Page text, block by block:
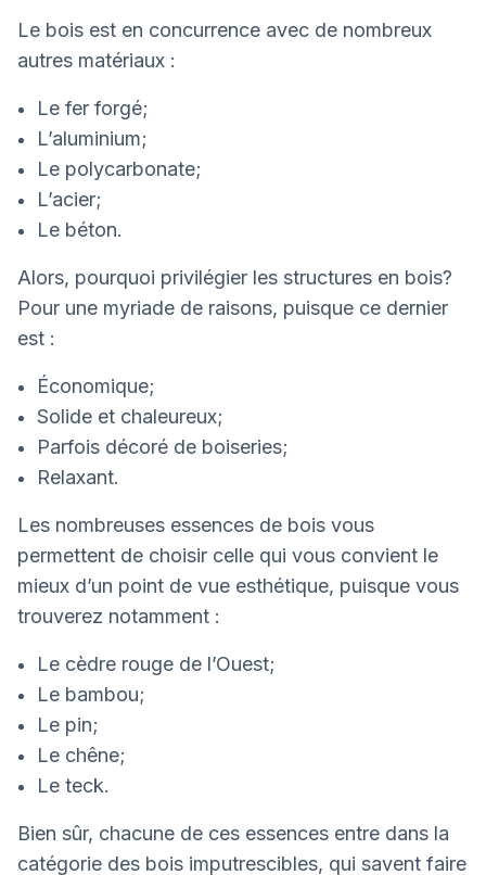
Le bois est en concurrence avec de nombreux
autres matériaux :
Le fer forgé;
L’aluminium;
Le polycarbonate;
L’acier;
Le béton.
Alors, pourquoi privilégier les structures en bois?
Pour une myriade de raisons, puisque ce dernier
est :
Économique;
Solide et chaleureux;
Parfois décoré de boiseries;
Relaxant.
Les nombreuses essences de bois vous
permettent de choisir celle qui vous convient le
mieux d’un point de vue esthétique, puisque vous
trouverez notamment :
Le cèdre rouge de l’Ouest;
Le bambou;
Le pin;
Le chêne;
Le teck.
Bien sûr, chacune de ces essences entre dans la
catégorie des bois imputrescibles, qui savent faire